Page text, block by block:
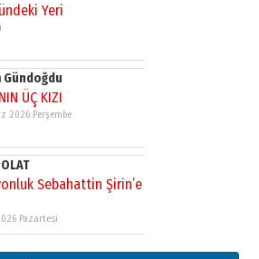
Yeri
Gündoğdu
ÜÇ KIZI
2026 Perşembe
Sebahattin Şirin’e
Pazartesi